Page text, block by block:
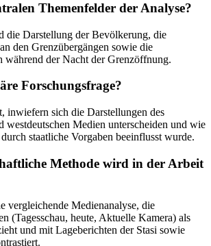
Themenfelder der Analyse?
die Darstellung der Bevölkerung, die
den Grenzübergängen sowie die
während der Nacht der Grenzöffnung.
Forschungsfrage?
inwiefern sich die Darstellungen des
westdeutschen Medien unterscheiden und wie
staatliche Vorgaben beeinflusst wurde.
Methode wird in der Arbeit
vergleichende Medienanalyse, die
(Tagesschau, heute, Aktuelle Kamera) als
und mit Lageberichten der Stasi sowie